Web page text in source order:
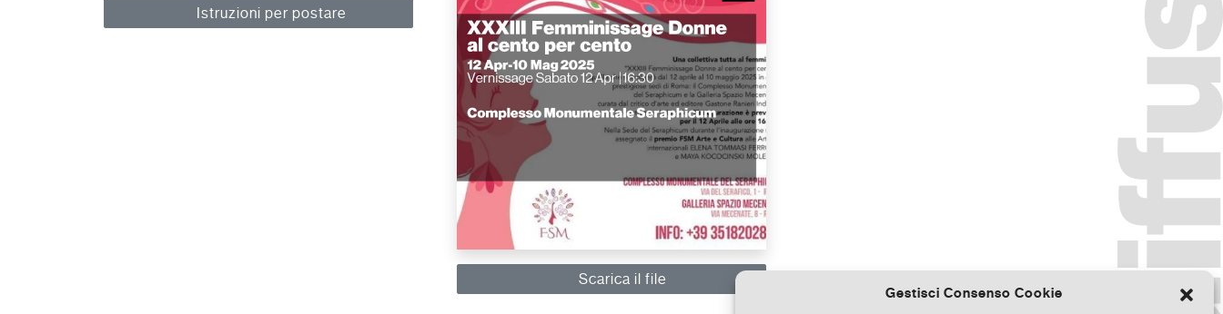
Gestisci Consenso Cookie
Istruzioni per postare
Scarica il file